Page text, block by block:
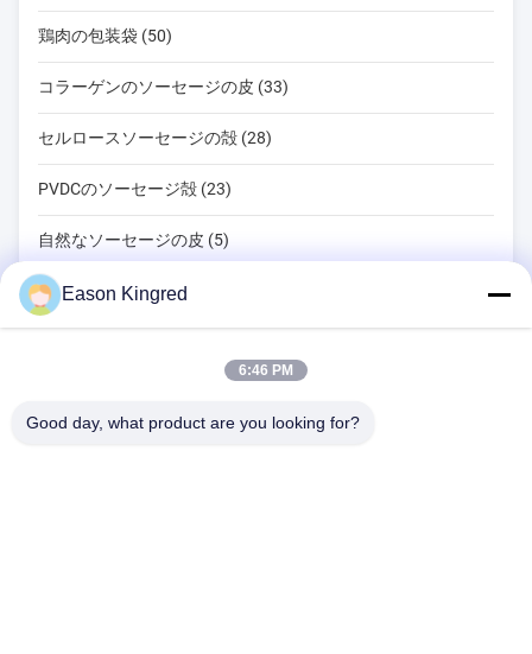
鶏肉の包装袋 (50)
コラーゲンのソーセージの皮 (33)
セルロースソーセージの殻 (28)
PVDCのソーセージ殻 (23)
自然なソーセージの皮 (5)
食品包装袋 (82)
Eason Kingred
6:46 PM
Good day, what product are you looking for?